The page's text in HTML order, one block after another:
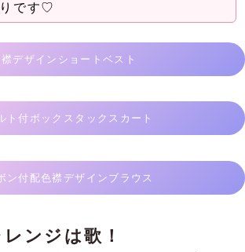
です♡
襟デザインショートベスト
ト付ボックスタックスカート
ン付配色襟デザインブラウス
ンジは歌！